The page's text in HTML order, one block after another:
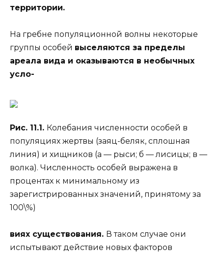
территории.
На гребне популяционной волны некоторые
группы особей выселяются за пределы
ареала вида и оказываются в необычных
усло-
Рис. 11.1. Колебания численности особей в
популяциях жертвы (заяц-беляк, сплошная
линия) и хищников (а — рыси; б — лисицы; в —
волка). Численность особей выражена в
процентах к минимальному из
зарегистрированных значений, принятому за
100\%)
виях существования. В таком случае они
испытывают действие новых факторов